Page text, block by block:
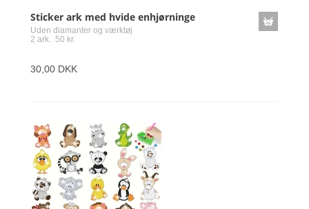
Sticker ark med hvide enhjørninge
Uden diamanter og værktøj
2 ark. 50 kr.
30,00 DKK